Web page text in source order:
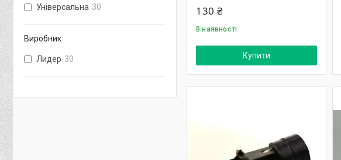
130 ₴
В наявності
Купити
Універсальна 30
Виробник
Лидер 30